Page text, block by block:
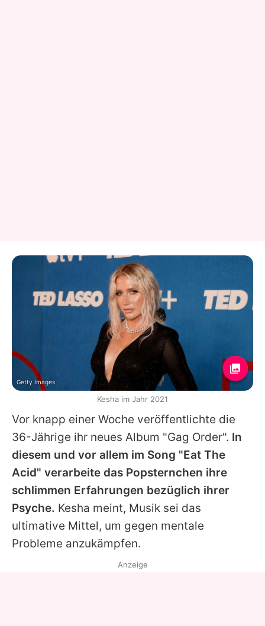
Vor knapp einer Woche veröffentlichte die
36-Jährige ihr neues Album "Gag Order". In
diesem und vor allem im Song "Eat The
Acid" verarbeite das Popsternchen ihre
schlimmen Erfahrungen bezüglich ihrer
Psyche. Kesha meint, Musik sei das
ultimative Mittel, um gegen mentale
Probleme anzukämpfen.
Getty Images
Kesha im Jahr 2021
Anzeige